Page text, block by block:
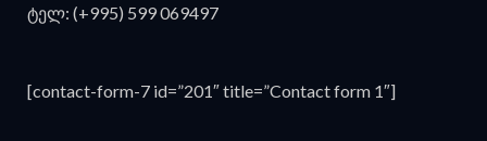
ტელ: (+995) 599 069497
[contact-form-7 id=”201″ title=”Contact form 1″]